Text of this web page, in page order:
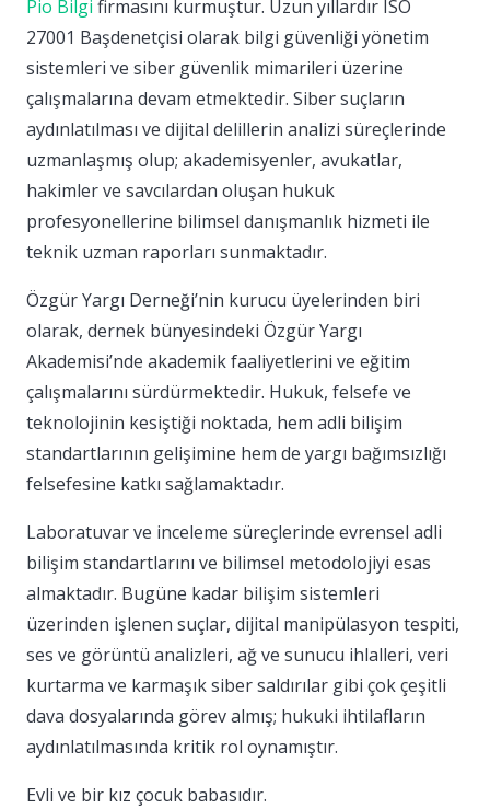
Pio Bilgi firmasını kurmuştur. Uzun yıllardır ISO
27001 Başdenetçisi olarak bilgi güvenliği yönetim
sistemleri ve siber güvenlik mimarileri üzerine
çalışmalarına devam etmektedir. Siber suçların
aydınlatılması ve dijital delillerin analizi süreçlerinde
uzmanlaşmış olup; akademisyenler, avukatlar,
hakimler ve savcılardan oluşan hukuk
profesyonellerine bilimsel danışmanlık hizmeti ile
teknik uzman raporları sunmaktadır.
Özgür Yargı Derneği’nin kurucu üyelerinden biri
olarak, dernek bünyesindeki Özgür Yargı
Akademisi’nde akademik faaliyetlerini ve eğitim
çalışmalarını sürdürmektedir. Hukuk, felsefe ve
teknolojinin kesiştiği noktada, hem adli bilişim
standartlarının gelişimine hem de yargı bağımsızlığı
felsefesine katkı sağlamaktadır.
Laboratuvar ve inceleme süreçlerinde evrensel adli
bilişim standartlarını ve bilimsel metodolojiyi esas
almaktadır. Bugüne kadar bilişim sistemleri
üzerinden işlenen suçlar, dijital manipülasyon tespiti,
ses ve görüntü analizleri, ağ ve sunucu ihlalleri, veri
kurtarma ve karmaşık siber saldırılar gibi çok çeşitli
dava dosyalarında görev almış; hukuki ihtilafların
aydınlatılmasında kritik rol oynamıştır.
Evli ve bir kız çocuk babasıdır.